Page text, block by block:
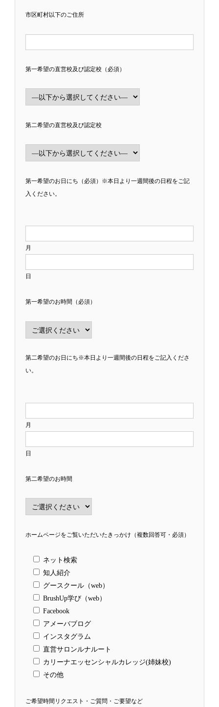
市区町村以下のご住所
第一希望の直営校及び認定校（必須）
第二希望の直営校及び認定校
第一希望のお日にち（必須）※本日より一週間後の日程をご記
入ください。
月
日
第一希望のお時間（必須）
第二希望のお日にち※本日より一週間後の日程をご記入くださ
い。
月
日
第二希望のお時間
ホームページをご覧いただいたきっかけ（複数回答可・必須）
ネット検索
知人紹介
グースクール（web）
BrushUp学び（web）
Facebook
アメーバブログ
インスタグラム
直営サロンルナルート
カリーナエッセンシャルカレッジ(姉妹校)
その他
ご希望時間リクエスト・ご質問・ご要望など